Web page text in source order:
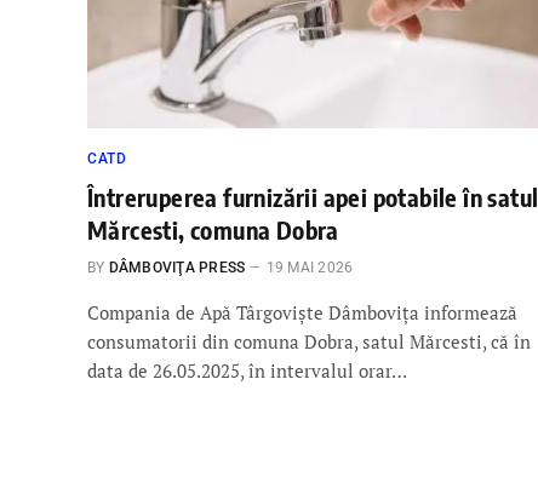
CATD
Întreruperea furnizării apei potabile în satul
Mărcesti, comuna Dobra
BY DÂMBOVIŢA PRESS 19 MAI 2026
Compania de Apă Târgoviște Dâmbovița informează
consumatorii din comuna Dobra, satul Mărcesti, că în
data de 26.05.2025, în intervalul orar…